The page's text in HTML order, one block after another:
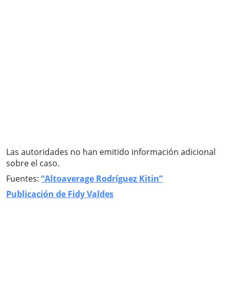
Las autoridades no han emitido información adicional
sobre el caso.
Fuentes: “Altoaverage Rodríguez Kitin”
Publicación de Fidy Valdes